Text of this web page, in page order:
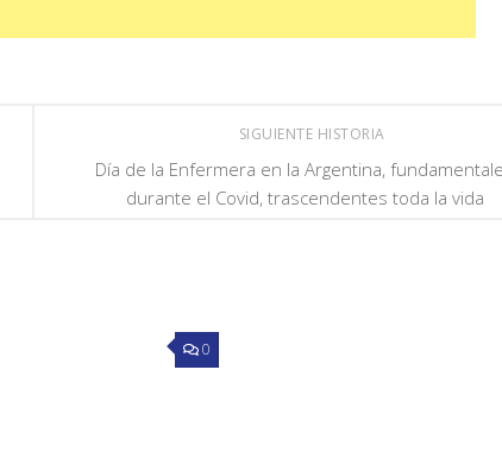
SIGUIENTE HISTORIA
Día de la Enfermera en la Argentina,
durante el Covid, trascendentes toda la vida
0